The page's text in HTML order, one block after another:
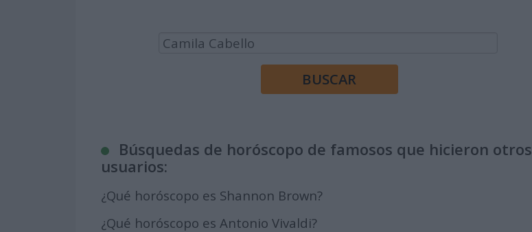
Búsquedas de horóscopo de famosos que hicieron otros
usuarios:
¿Qué horóscopo es Shannon Brown?
¿Qué horóscopo es Antonio Vivaldi?